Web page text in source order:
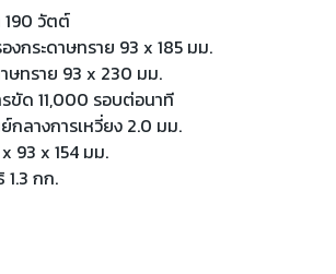
190 วัตต์
งกระดาษทราย 93 x 185 มม.
ษทราย 93 x 230 มม.
รขัด 11,000 รอบต่อนาที
กลางการเหวี่ยง 2.0 มม.
93 x 154 มม.
กก.